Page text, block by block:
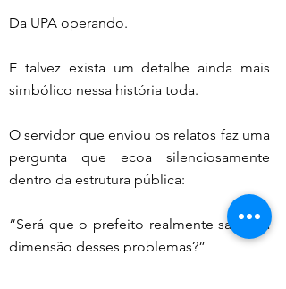
Da UPA operando.
E talvez exista um detalhe ainda mais
simbólico nessa história toda.
O servidor que enviou os relatos faz uma
pergunta que ecoa silenciosamente
dentro da estrutura pública:
“Será que o prefeito realmente sabe da
dimensão desses problemas?”